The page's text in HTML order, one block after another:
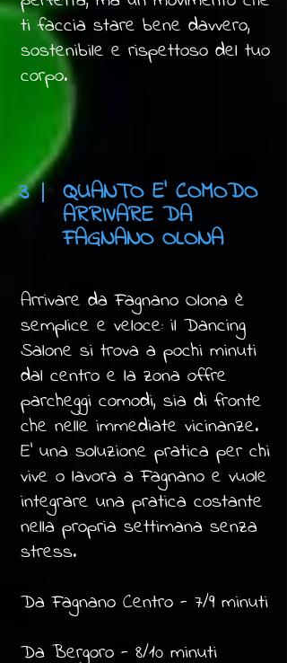
ti faccia stare bene davvero,
sostenibile e rispettoso del tuo
corpo.
3 QUANTO E' COMODO
ARRIVARE DA
FAGNANO OLONA
Arrivare da Fagnano Olona è
semplice e veloce: il Dancing
Salone si trova a pochi minuti
dal centro e la zona offre
parcheggi comodi, sia di fronte
che nelle immediate vicinanze.
E' una soluzione pratica per chi
vive o lavora a Fagnano e vuole
integrare una pratica costante
nella propria settimana senza
stress.
Da Fagnano Centro - 7/9 minuti
Da Bergoro - 8/10 minuti